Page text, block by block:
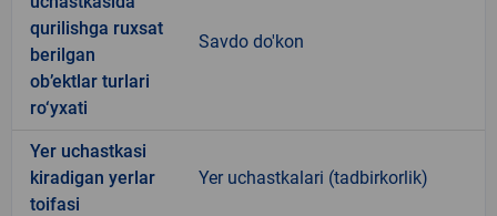
qurilishga ruxsat
berilgan
ob’ektlar turlari
ro‘yxati
Savdo do'kon
Yer uchastkasi
kiradigan yerlar
toifasi
Yer uchastkalari (tadbirkorlik)